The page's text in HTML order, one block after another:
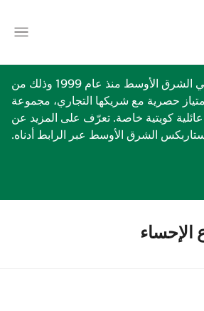
تعمل ستاربكس في الشرق الأوسط منذ عام 1999 وذلك من
حصرية مع شريكها التجاري، مجموعة
كويتية خاصة. تعرّف على المزيد عن
الشرق الأوسط عبر الرابط أدناه.